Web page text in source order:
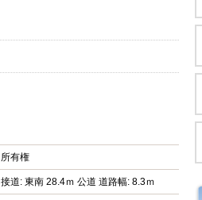
所有権
接道: 東南 28.4ｍ 公道 道路幅: 8.3ｍ